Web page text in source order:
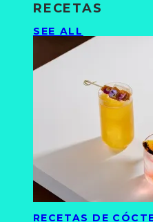
RECETAS
SEE ALL
RECETAS DE